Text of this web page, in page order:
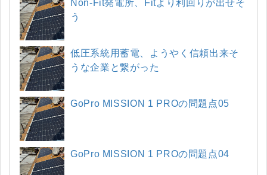
Non-Fit発電所、Fitより利回りが出せそ
う
低圧系統用蓄電、ようやく信頼出来そ
うな企業と繋がった
GoPro MISSION 1 PROの問題点05
GoPro MISSION 1 PROの問題点04